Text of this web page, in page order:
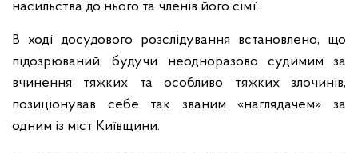
насильства до нього та членів його сім’ї.
В ході досудового розслідування встановлено, що
підозрюваний, будучи неодноразово судимим за
вчинення тяжких та особливо тяжких злочинів,
позиціонував себе так званим «наглядачем» за
одним із міст Київщини.